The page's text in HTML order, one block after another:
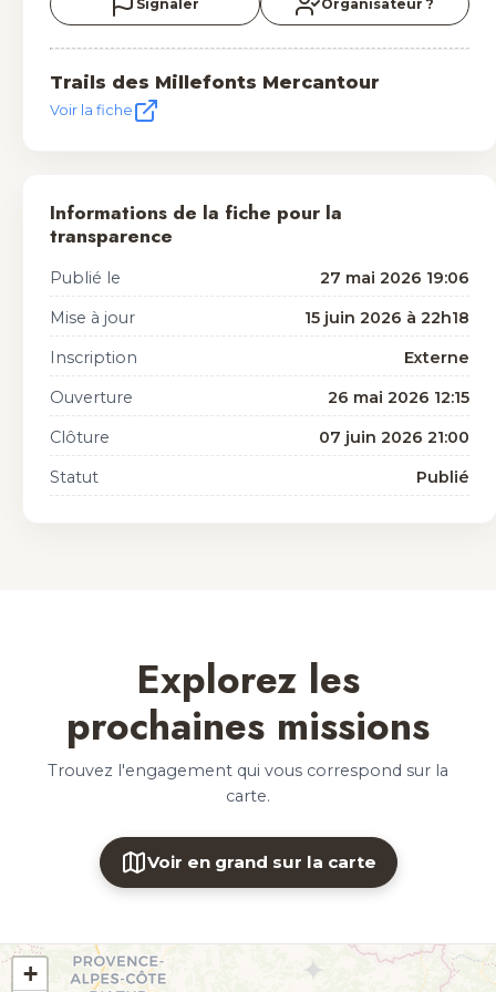
Signaler Organisateur ?
Trails des Millefonts Mercantour
Voir la fiche
Informations de la fiche pour la
transparence
Publié le
27 mai 2026 19:06
Mise à jour
15 juin 2026 à 22h18
Inscription
Externe
Ouverture
26 mai 2026 12:15
Clôture
07 juin 2026 21:00
Statut
Publié
Explorez les
prochaines missions
Trouvez l'engagement qui vous correspond sur la
carte.
Voir en grand sur la carte
+